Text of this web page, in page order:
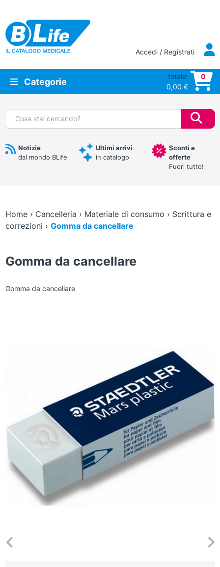
Vai al contenuto principale
Accedi / Registrati
Categorie
totale:
0,00 €
0
Cerca:
Notizie
dal mondo BLife
Ultimi arrivi
in catalogo
Sconti e
offerte
Fuori tutto!
Home› Cancelleria › Materiale di consumo › Scrittura e
correzioni › Gomma da cancellare
Gomma da cancellare
Gomma da cancellare